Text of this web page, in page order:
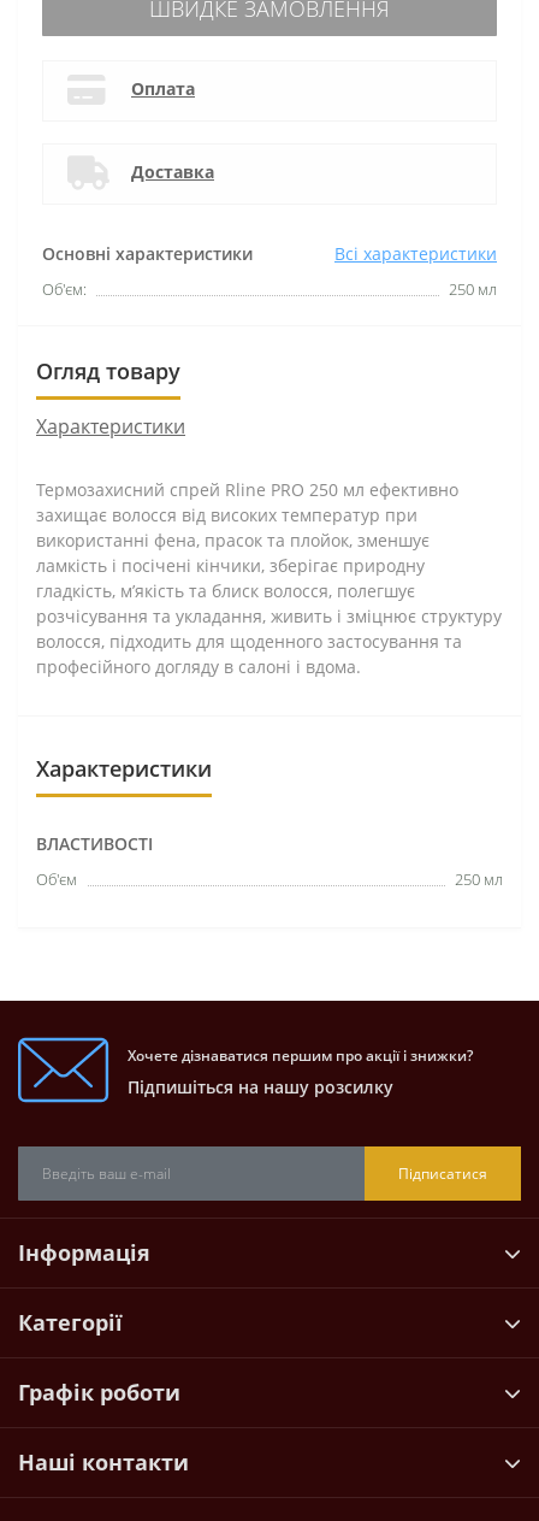
Основні характеристики Всі характеристики
Об'єм: 250 мл
ШВИДКЕ ЗАМОВЛЕННЯ
Оплата
Доставка
Огляд товару
Характеристики
Термозахисний спрей Rline PRO 250 мл ефективно
захищає волосся від високих температур при
використанні фена, прасок та плойок, зменшує
ламкість і посічені кінчики, зберігає природну
гладкість, м’якість та блиск волосся, полегшує
розчісування та укладання, живить і зміцнює структуру
волосся, підходить для щоденного застосування та
професійного догляду в салоні і вдома.
Характеристики
ВЛАСТИВОСТІ
Об'єм 250 мл
Хочете дізнаватися першим про акції і знижки?
Підпишіться на нашу розсилку
Підписатися
Інформація
Категорії
Графік роботи
Наші контакти